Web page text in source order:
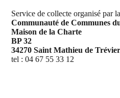
Service de collecte organisé par la
Communauté de Communes
Maison de la Charte
BP 32
34270 Saint Mathieu de
tel : 04 67 55 33 12